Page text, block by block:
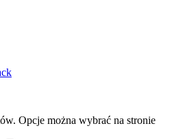
Opcje można wybrać na stronie